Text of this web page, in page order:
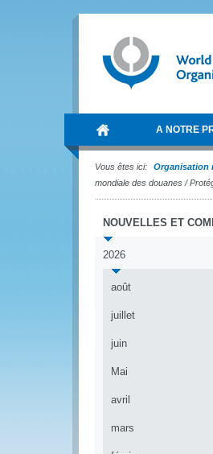
A NOTRE
Vous êtes ici: Organisation
mondiale des douanes /
NOUVELLES ET
2026
août
juillet
juin
Mai
avril
mars